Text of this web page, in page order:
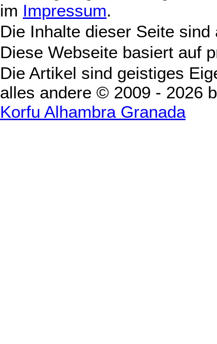
im Impressum.
Die Inhalte dieser Seite
Diese Webseite basiert auf
Die Artikel sind geistiges
alles andere © 2009 - 2026
Korfu Alhambra Granada